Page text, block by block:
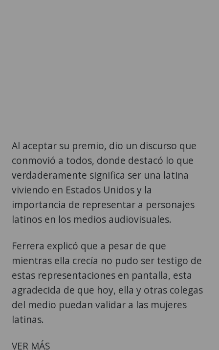
Al aceptar su premio, dio un discurso que
conmovió a todos, donde destacó lo que
verdaderamente significa ser una latina
viviendo en Estados Unidos y la
importancia de representar a personajes
latinos en los medios audiovisuales.
Ferrera explicó que a pesar de que
mientras ella crecía no pudo ser testigo de
estas representaciones en pantalla, esta
agradecida de que hoy, ella y otras colegas
del medio puedan validar a las mujeres
latinas.
VER MÁS